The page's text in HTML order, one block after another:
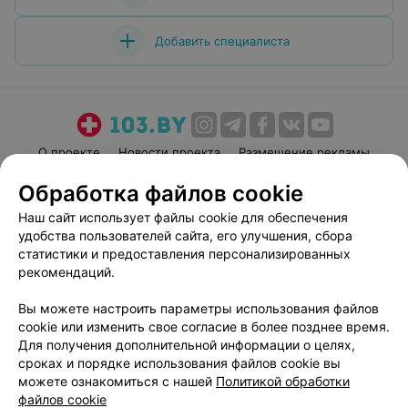
Добавить специалиста
О проекте Новости проекта
Размещение рекламы
Пользовательское соглашение
Способы оплаты
Вакансии
Партнеры
Написать руководителю 103.by
Персональные настройки cookie
Обработка персональных данных
Обработка файлов cookie
Наш сайт использует файлы cookie для обеспечения
удобства пользователей сайта, его улучшения, сбора
статистики и предоставления персонализированных
рекомендаций.
Вы можете настроить параметры использования файлов
cookie или изменить свое согласие в более позднее время.
Для получения дополнительной информации о целях,
сроках и порядке использования файлов cookie вы
можете ознакомиться с нашей Политикой обработки
файлов cookie